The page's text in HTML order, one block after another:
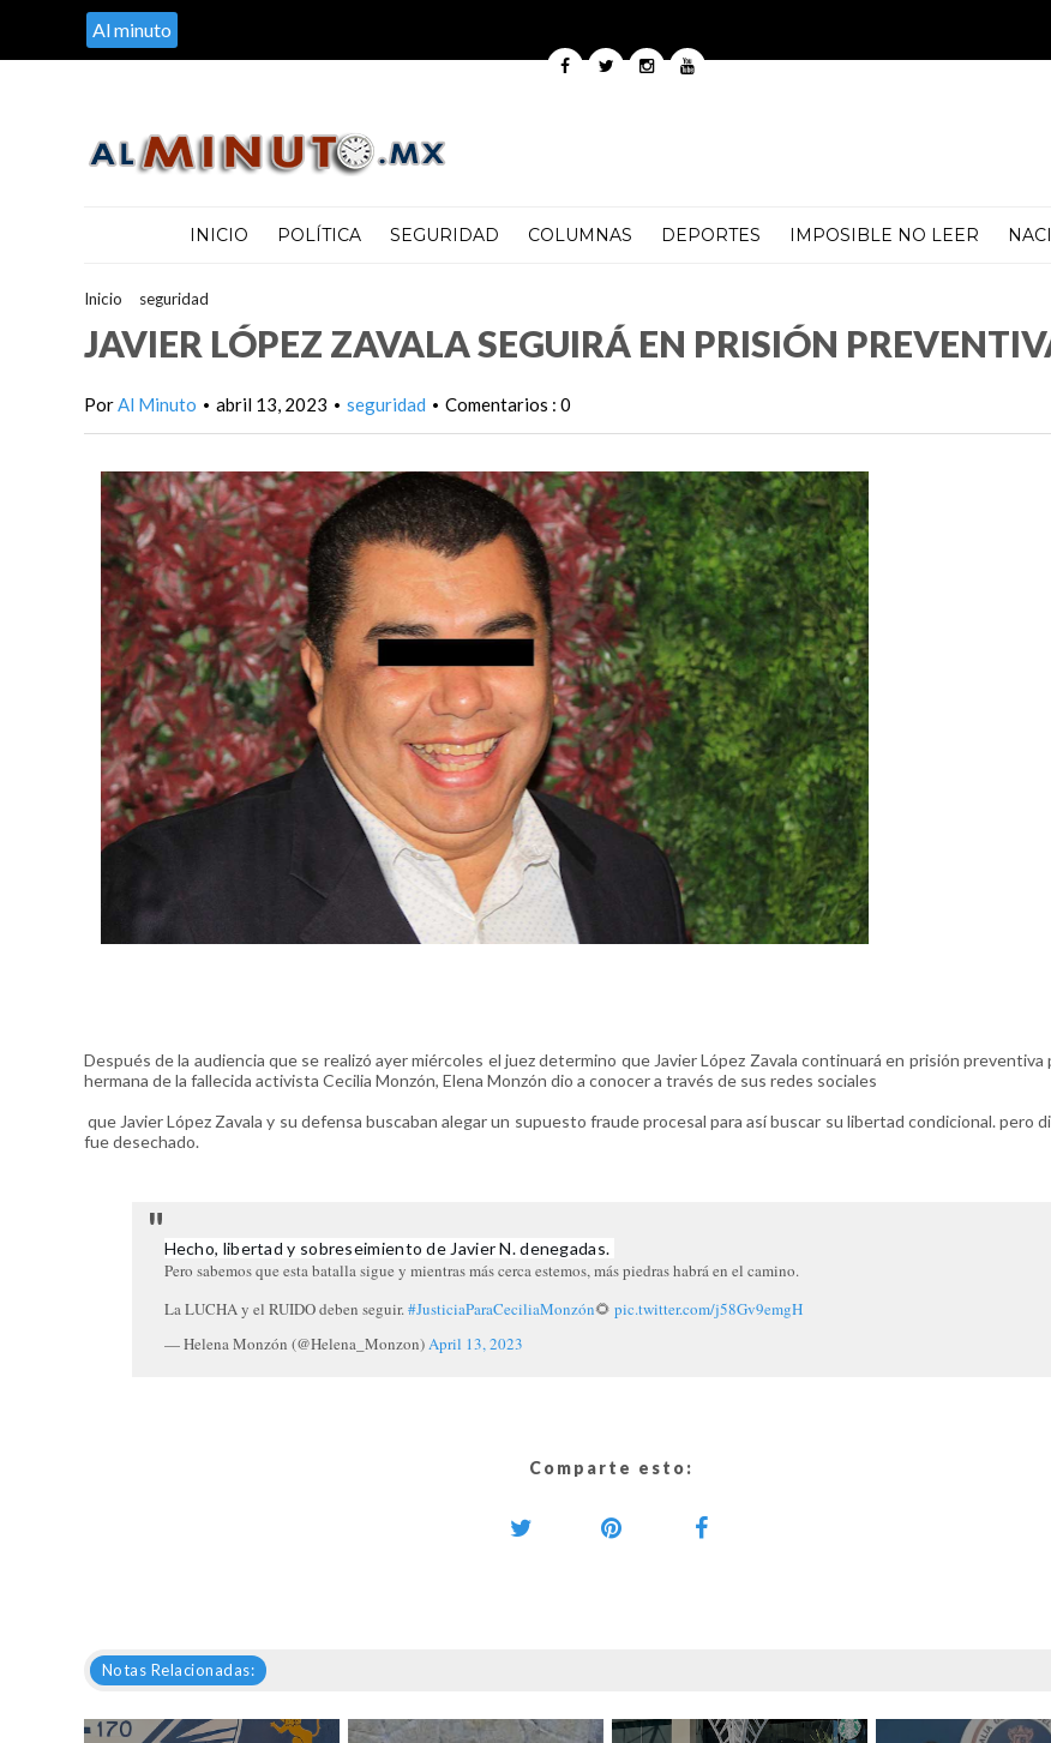
Al minuto
INICIO POLÍTICA SEGURIDAD COLUMNAS DEPORTES IMPOSIBLE NO LEER
Inicio seguridad
JAVIER LÓPEZ ZAVALA SEGUIRÁ EN PRISIÓN
PorAl Minuto • abril 13, 2023 • seguridad • Comentarios : 0
Después de la audiencia que se realizó ayer miércoles el juez determino que Javier López Zavala continuará en prisión preventiva
hermana de la fallecida activista Cecilia Monzón, Elena Monzón dio a conocer a través de sus redes sociales
que Javier López Zavala y su defensa buscaban alegar un supuesto fraude procesal para así buscar su libertad condicional. pero
fue desechado.
Hecho, libertad y sobreseimiento de Javier N. denegadas.
Pero sabemos que esta batalla sigue y mientras más cerca estemos, más piedras habrá en el camino.
La LUCHA y el RUIDO deben seguir.#JusticiaParaCeciliaMonzón🌻 pic.twitter.com/j58Gv9emgH
— Helena Monzón (@Helena_Monzon)April 13, 2023
Comparte esto:
Notas Relacionadas: